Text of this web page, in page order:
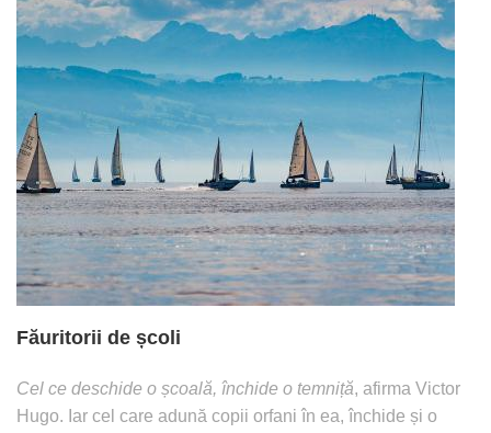
Făuritorii de școli
Cel ce deschide o școală, închide o temniță, afirma Victor
Hugo. Iar cel care adună copii orfani în ea, închide și o